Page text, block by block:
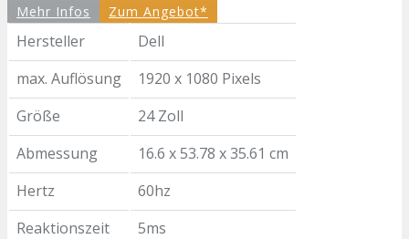
Mehr Infos Zum Angebot*
Hersteller
Dell
max. Auflösung
1920 x 1080 Pixels
Größe
24 Zoll
Abmessung
16.6 x 53.78 x 35.61 cm
Hertz
60hz
Reaktionszeit
5ms